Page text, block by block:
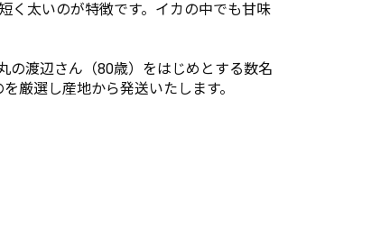
く太いのが特徴です。イカの中でも甘味
の渡辺さん（80歳）をはじめとする数名
厳選し産地から発送いたします。